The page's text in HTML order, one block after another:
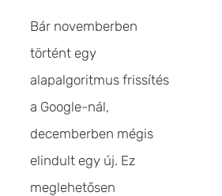
Bár novemberben
történt egy
alapalgoritmus frissítés
a Google-nál,
decemberben mégis
elindult egy új. Ez
meglehetősen